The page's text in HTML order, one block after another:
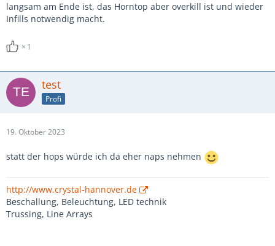
langsam am Ende ist, das Horntop aber overkill ist und wieder
Infills notwendig macht.
1
test
Profi
19. Oktober 2023
statt der hops würde ich da eher naps nehmen
http://www.crystal-hannover.de
Beschallung, Beleuchtung, LED technik
Trussing, Line Arrays